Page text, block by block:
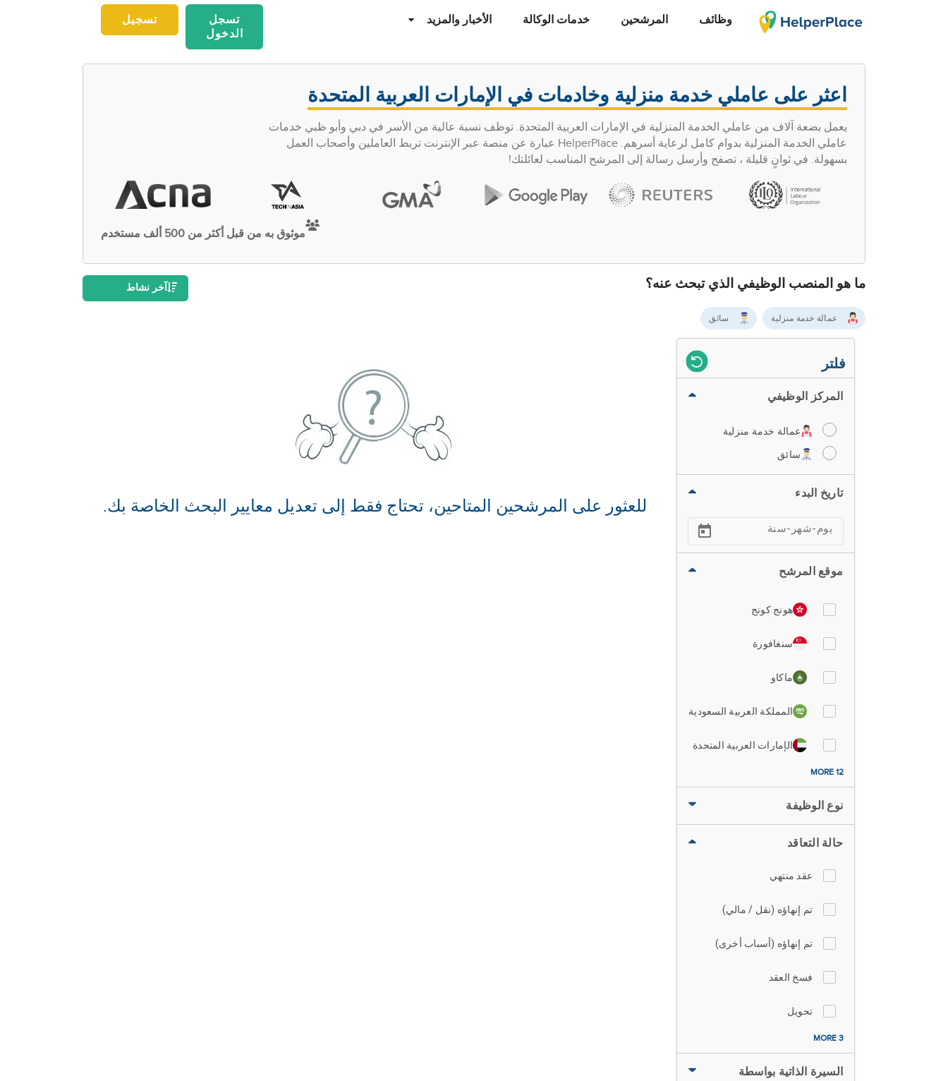
وظائف المرشحين خدمات الوكالة الأخبار والمزيد تسجيل
تسجل
الدخول
اعثر على عاملي خدمة منزلية وخادمات في الإمارات العربية المتحدة
يعمل بضعة آلاف من عاملي الخدمة المنزلية في الإمارات العربية المتحدة. توظف نسبة عالية من الأسر في دبي وأبو ظبي خدمات
عاملي الخدمة المنزلية بدوام كامل لرعاية أسرهم. HelperPlace عبارة عن منصة عبر الإنترنت تربط العاملين وأصحاب العمل
بسهولة. في ثوانٍ قليلة ، تصفح وأرسل رسالة إلى المرشح المناسب لعائلتك!
موثوق به من قبل أكثر من 500 ألف مستخدم
ما هو المنصب الوظيفي الذي تبحث عنه؟ آخر نشاط
عمالة خدمة منزلية سائق
فلتر
المركز الوظيفي
عمالة خدمة منزلية
سائق
تاريخ البدء
موقع المرشح
هونج كونج
سنغافورة
ماكاو
المملكة العربية السعودية
الإمارات العربية المتحدة
12 MORE
نوع الوظيفة
حالة التعاقد
عقد منتهي
تم إنهاؤه (نقل / مالي)
تم إنهاؤه (أسباب أخرى)
فسخ العقد
تحويل
3 MORE
السيرة الذاتية بواسطة
للعثور على المرشحين المتاحين، تحتاج فقط إلى تعديل معايير البحث الخاصة بك.